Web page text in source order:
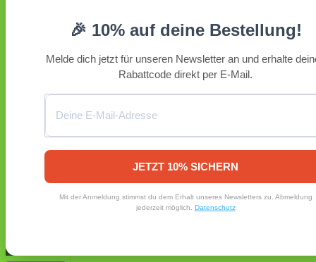
🎉 10% auf deine Bestellung!
Melde dich jetzt für unseren Newsletter an und erhalte
Rabattcode direkt per E-Mail.
JETZT 10% SICHERN
Mit der Anmeldung stimmst du dem Erhalt unseres Newsletters zu. Abmeldung
jederzeit möglich. Datenschutz
Angemeldet bleiben Anmelden
Registrieren
Erforderlich
E-Mail-Adresse gesendet.